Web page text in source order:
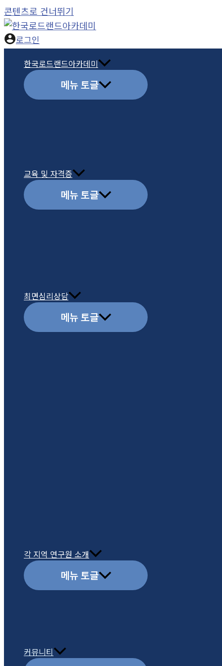
콘텐츠로 건너뛰기
로그인
한국로드랜드아카데미
메뉴 토글
교육 및 자격증
메뉴 토글
최면심리상담
메뉴 토글
각 지역 연구원 소개
메뉴 토글
커뮤니티